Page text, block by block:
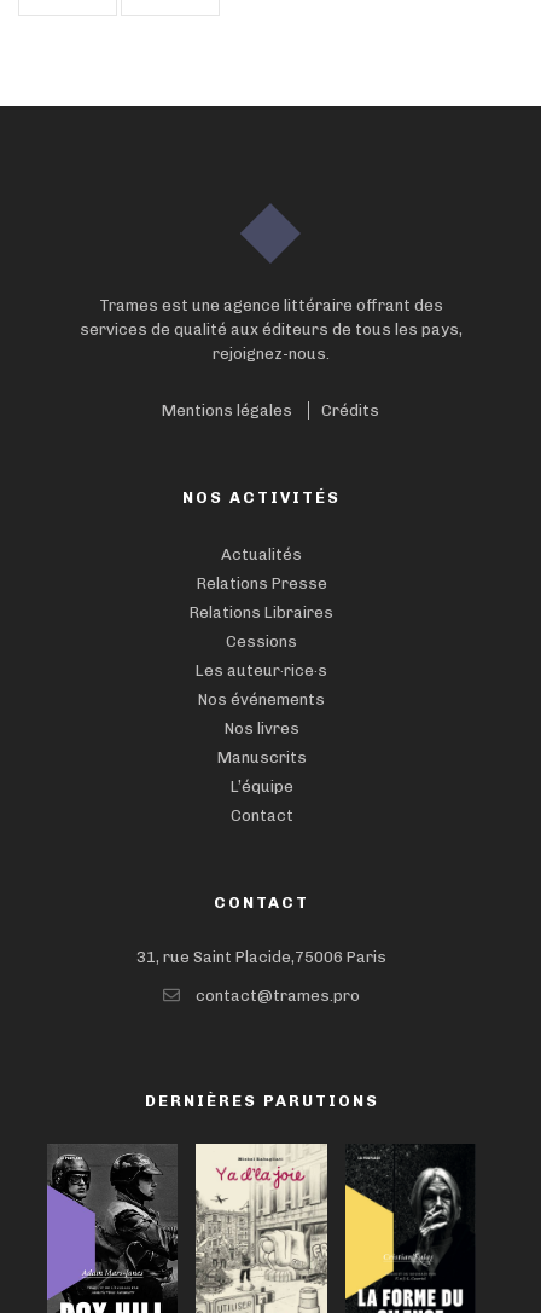
Trames est une agence littéraire offrant des
services de qualité aux éditeurs de tous les pays,
rejoignez-nous.
Mentions légales Crédits
NOS ACTIVITÉS
Actualités
Relations Presse
Relations Libraires
Cessions
Les auteur·rice·s
Nos événements
Nos livres
Manuscrits
L’équipe
Contact
CONTACT
31, rue Saint Placide,75006 Paris
contact@trames.pro
DERNIÈRES PARUTIONS